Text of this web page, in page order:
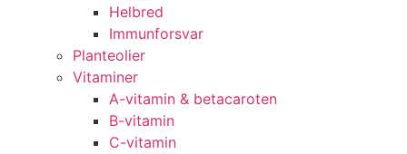
Helbred
Immunforsvar
Planteolier
Vitaminer
A-vitamin & betacaroten
B-vitamin
C-vitamin